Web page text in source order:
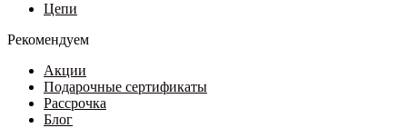
Цепи
Рекомендуем
Акции
Подарочные сертификаты
Рассрочка
Блог